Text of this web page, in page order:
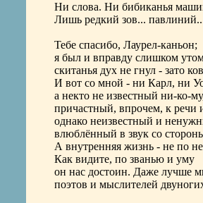
Ни слова. Ни бибиканья
Лишь редкий зов...
Тебе спасибо, Лаурел-каньон;
я был и вправду слишком
скитанья дух не гнул - зато
И вот со мной - ни Карл, ни
а некто не известный ни-ко-
причастный, впрочем, к речи
однако неизвестный и
влюблённый в звук со
А внутренняя жизнь - не по
Как видите, по званью и уму
он нас достоин. Даже лучше
поэтов и мыслителей